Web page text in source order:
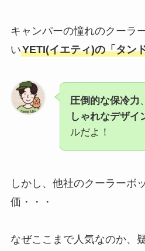
キャンパーの憧れのクーラ
いYETI(イエティ)の「タン
圧倒的な保冷力
しゃれなデザイ
ルだよ！
しかし、他社のクーラーボ
価・・・
なぜここまで人気なのか、